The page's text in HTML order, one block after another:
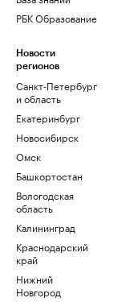
РБК Образование
Новости
регионов
Санкт-Петербург
и область
Екатеринбург
Новосибирск
Омск
Башкортостан
Вологодская
область
Калининград
Краснодарский
край
Нижний
Новгород